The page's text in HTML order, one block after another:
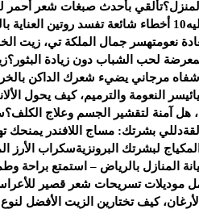
تألقي بأحدث صبغات شعر أحمر
10 أخطاء شائعة تفسد روتين العناية بالبشرة
نعومتهسر جمال الملكة تي، زيت
لحب الشباب دون زيادة البثور؟
مرجاني يضيء شعرك الداكن
سر النعومة والترميم، كيف يحول
هل آمنة لتقشير الجسم وعلاج الكلف؟
دللي بشرتك: مساج اللافندر يمنحك
لبشرتك البرونزيةسكراب الأرز
المنازل بالرياض – استمتع براحة
موديلات تسريحات شعر قصير
كيف تختارين الزيت الأفضل